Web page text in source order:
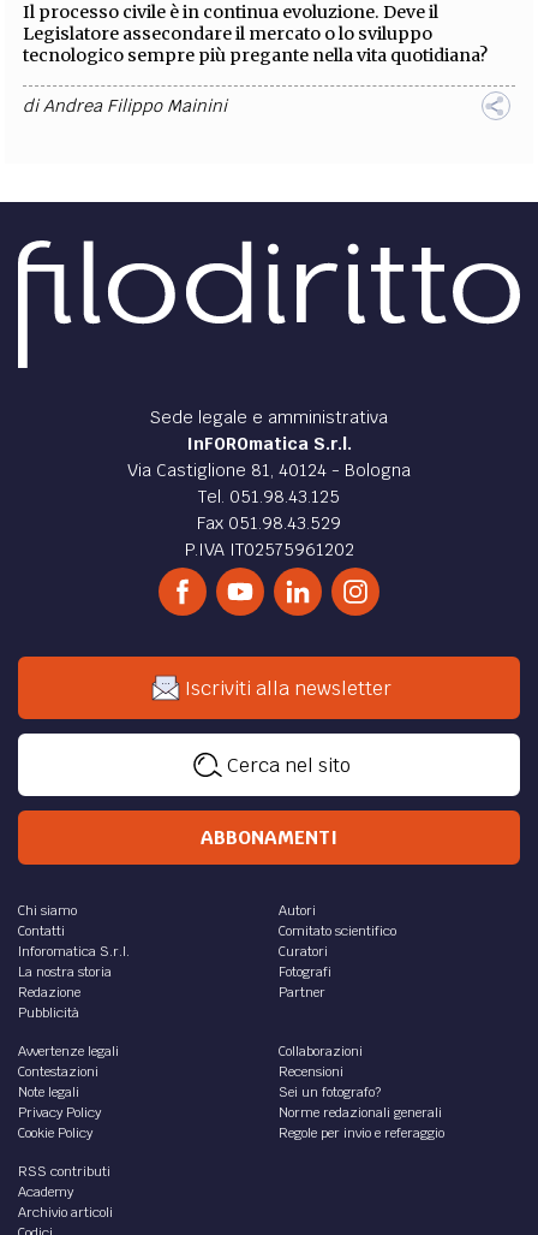
Il processo civile è in continua evoluzione. Deve il
Legislatore assecondare il mercato o lo sviluppo
tecnologico sempre più pregante nella vita quotidiana?
diAndrea Filippo Mainini
Sede legale e amministrativa
InFOROmatica S.r.l.
Via Castiglione 81, 40124 - Bologna
Tel. 051.98.43.125
Fax 051.98.43.529
P.IVA IT02575961202
Iscriviti alla newsletter
Cerca nel sito
ABBONAMENTI
Chi siamo
Contatti
Inforomatica S.r.l.
La nostra storia
Redazione
Pubblicità
Autori
Comitato scientifico
Curatori
Fotografi
Partner
Avvertenze legali
Contestazioni
Note legali
Privacy Policy
Cookie Policy
Collaborazioni
Recensioni
Sei un fotografo?
Norme redazionali generali
Regole per invio e referaggio
RSS contributi
Academy
Archivio articoli